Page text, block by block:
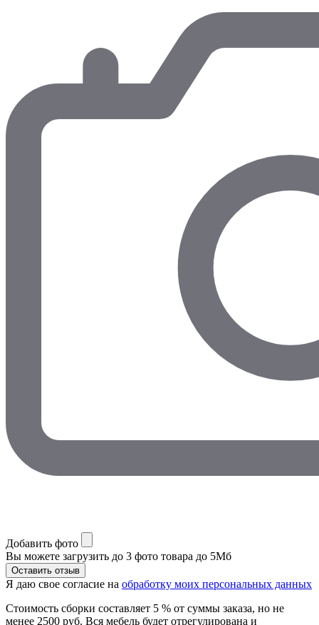
Добавить фото
Вы можете загрузить до 3 фото товара до 5Мб
Я даю свое согласие на обработку моих персональных данных
Стоимость сборки составляет 5 % от суммы заказа, но не
менее 2500 руб. Вся мебель будет отрегулирована и